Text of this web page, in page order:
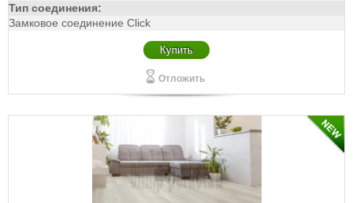
Тип соединения:
Замковое соединение Click
Купить
Отложить